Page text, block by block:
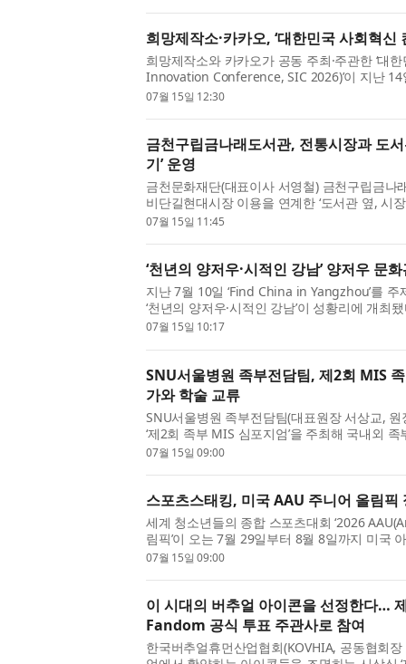
희망제작소·카카오, ‘대한민국 사회혁신
희망제작소와 카카오가 공동 주최·주관한 ‘대
Innovation Conference, SIC 2026)’이 지난
황리에 개최됐다. ‘대한민국 사회혁신 컨퍼런스
07월 15일 12:30
금천구립금나래도서관, 전통시장과 도
기’ 운영
금천문화재단(대표이사 서영철) 금천구립금
비단길현대시장 이용을 연계한 ‘도서관 옆, 시
이번 행사는 금천구립도서관 지역 연계 사업인
07월 15일 11:45
‘천년의 양저우·시적인 강남’ 양저우 문
지난 7월 10일 ‘Find China in Yangzhou’를
‘천년의 양저우·시적인 강남’이 성황리에 개최
云) 양저우시 문화광전관광국 당위원회 서기
07월 15일 10:17
SNU서울병원 족부전담팀, 제2회 MIS
가와 학술 교류
SNU서울병원 족부전담팀(대표원장 서상교, 원
‘제2회 족부 MIS 심포지엄’을 주최해 국내외
어갔다. 지난해 6월 성료된 ‘제1회 족부 MIS 심
07월 15일 09:00
스포츠스태킹, 미국 AAU 주니어 올림픽
세계 청소년들의 종합 스포츠대회 ‘2026
림픽’이 오는 7월 29일부터 8월 8일까지 미국
대회 기간 중 스포츠스태킹 종목은 7월 31일부
07월 15일 09:00
이 시대의 버추얼 아이콘을 선정한다… 제
Fandom 공식 투표 주관사로 참여
한국버추얼휴먼산업협회(KOVHIA, 공동협회